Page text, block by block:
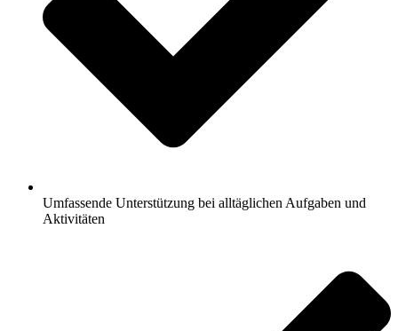
Umfassende Unterstützung bei alltäglichen Aufgaben und
Aktivitäten